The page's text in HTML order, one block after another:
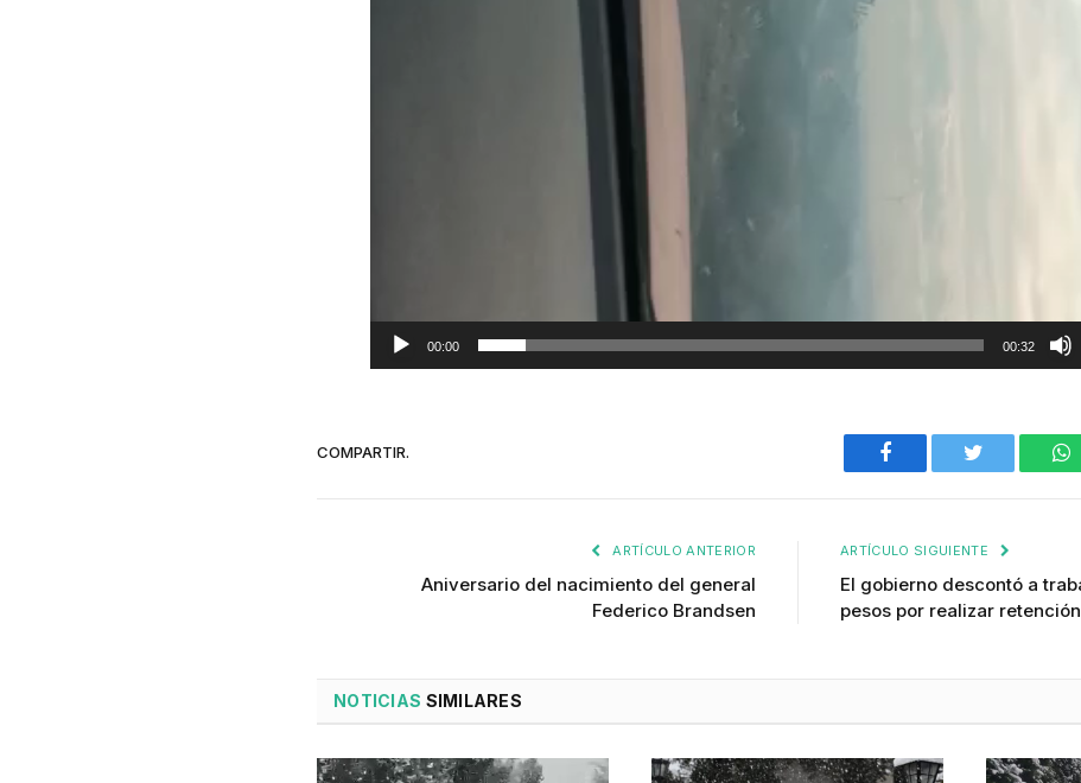
00:00 00:32
COMPARTIR.
Facebook Twitter
ARTÍCULO ANTERIOR
Aniversario del nacimiento del general
Federico Brandsen
ARTÍCULO SIGUIENTE
El gobierno descontó a
pesos por realizar
NOTICIAS SIMILARES